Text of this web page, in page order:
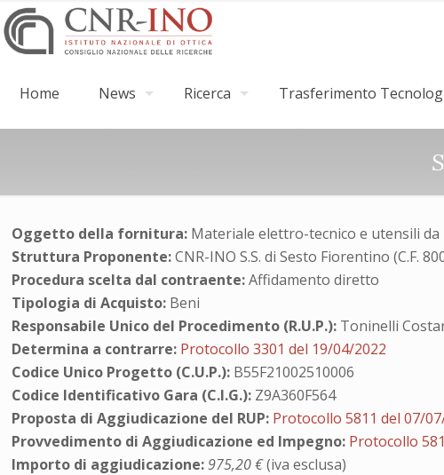
Home News Ricerca Trasferimento
Oggetto della fornitura: Materiale elettro-tecnico e utensili
Struttura Proponente:CNR-INO S.S. di Sesto Fiorentino (C.F.
Procedura scelta dal contraente:Affidamento diretto
Tipologia di Acquisto: Beni
Responsabile Unico del Procedimento (R.U.P.): Toninelli
Determina a contrarre: Protocollo 3301 del 19/04/2022
Codice Unico Progetto (C.U.P.): B55F21002510006
Codice Identificativo Gara (C.I.G.): Z9A360F564
Proposta di Aggiudicazione del RUP: Protocollo 5811 del 07/
Provvedimento di Aggiudicazione ed Impegno: Protocollo
Importo di aggiudicazione: 975,20 €(iva esclusa)